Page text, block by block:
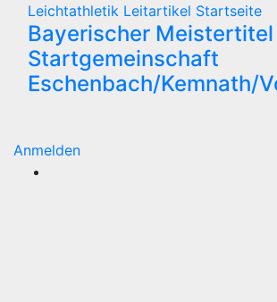
Leichtathletik Leitartikel Startseite
Bayerischer
Startgemeinschaft
Eschenbach/Kemnath/
Anmelden